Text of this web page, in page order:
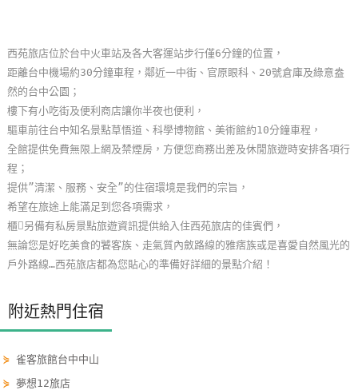
訂
單
管
理
會
員
帳
戶
客
聯
絡
西苑旅店位於台中火車站及各大客運站步行僅6分鐘的位置，
距離台中機場約30分鐘車程，鄰近一中街、官原眼科、20號倉庫及綠意盎
然的台中公園；
樓下有小吃街及便利商店讓你半夜也便利，
驅車前往台中知名景點草悟道、科學博物館、美術館約10分鐘車程，
全館提供免費無限上網及禁煙房，方便您商務出差及休閒旅遊時安排各項行
程；
提供”清潔、服務、安全”的住宿環境是我們的宗旨，
希望在旅途上能滿足到您各項需求，
櫃另備有私房景點旅遊資訊提供給入住西苑旅店的佳賓們，
無論您是好吃美食的饕客族、走氣質內斂路線的雅痞族或是喜愛自然風光的
戶外路線…西苑旅店都為您貼心的準備好詳細的景點介紹！
附近熱門住宿
⋟雀客旅館台中中山
⋟夢想12旅店